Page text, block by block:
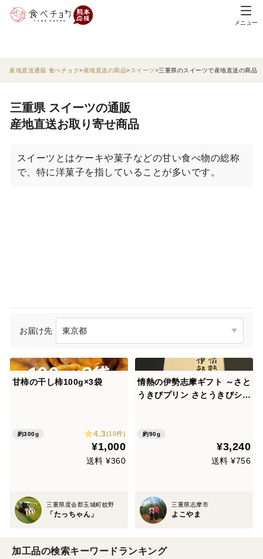
メニュー
産地直送通販 食べチョク 産地直送の商品 スイーツ 三重県のスイーツで産地直送の商品
三重県 スイーツの通販
産地直送お取り寄せ商品
スイーツとはケーキや菓子などの甘い食べ物の総称
で、特に洋菓子を指していることが多いです。
お届け先
甘柿の干し柿100g×3袋
約300g 4.3(10件)
¥1,000
送料 ¥360
三重県度会郡玉城町蚊野
「たっちゃん」
情熱の伊勢志摩ギフト ～さと
うきびプリン さとうきびシロ
約90g
¥3,240
送料 ¥756
三重県志摩市
よこやま
加工品の検索キーワードランキング